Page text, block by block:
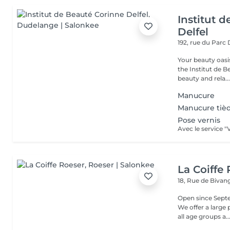
Institut
Delfel
192, rue du Parc
Your beauty oasis
the Institut de
beauty and rela...
Manucure
Manucure
Pose vernis
La Coiffe
18, Rue de
Open since
We offer a
all age groups